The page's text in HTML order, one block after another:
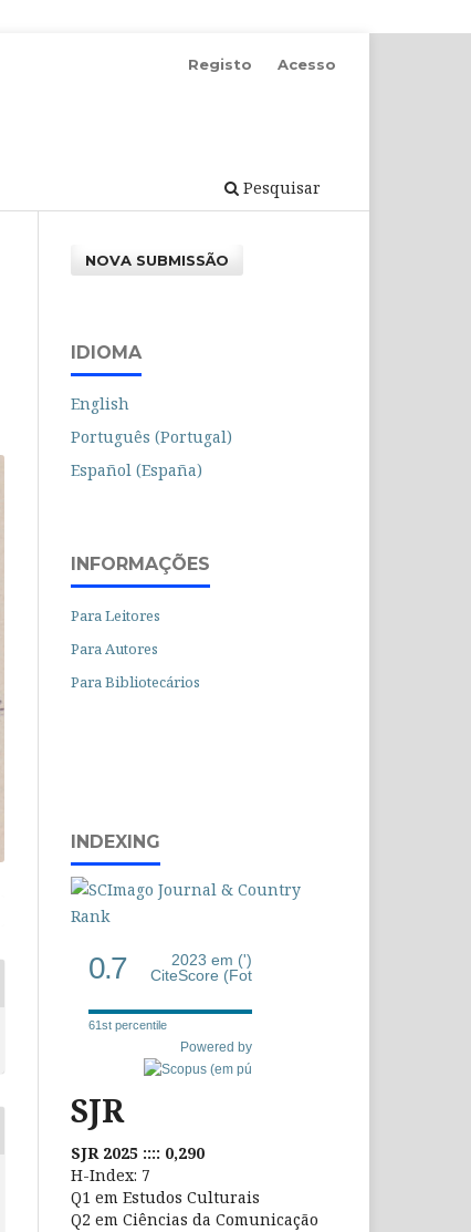
Pesquisar
Registo Acesso
NOVA SUBMISSÃO
IDIOMA
English
Português (Portugal)
Español (España)
INFORMAÇÕES
Para Leitores
Para Autores
Para Bibliotecários
INDEXING
0.7
2023 em (')
CiteScore (Fot
61st percentile
Powered by
SJR
SJR 2025 :::: 0,290
H-Index: 7
Q1 em Estudos Culturais
Q2 em Ciências da Comunicação